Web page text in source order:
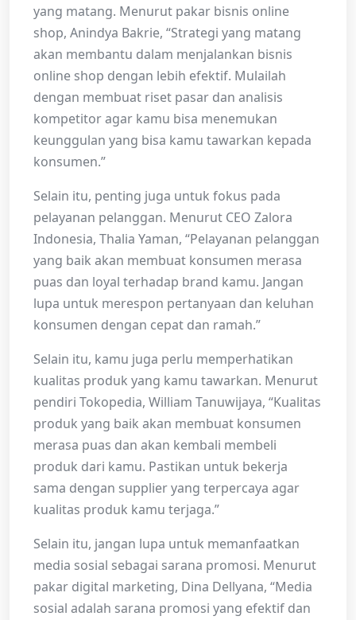
yang matang. Menurut pakar bisnis online
shop, Anindya Bakrie, “Strategi yang matang
akan membantu dalam menjalankan bisnis
online shop dengan lebih efektif. Mulailah
dengan membuat riset pasar dan analisis
kompetitor agar kamu bisa menemukan
keunggulan yang bisa kamu tawarkan kepada
konsumen.”
Selain itu, penting juga untuk fokus pada
pelayanan pelanggan. Menurut CEO Zalora
Indonesia, Thalia Yaman, “Pelayanan pelanggan
yang baik akan membuat konsumen merasa
puas dan loyal terhadap brand kamu. Jangan
lupa untuk merespon pertanyaan dan keluhan
konsumen dengan cepat dan ramah.”
Selain itu, kamu juga perlu memperhatikan
kualitas produk yang kamu tawarkan. Menurut
pendiri Tokopedia, William Tanuwijaya, “Kualitas
produk yang baik akan membuat konsumen
merasa puas dan akan kembali membeli
produk dari kamu. Pastikan untuk bekerja
sama dengan supplier yang terpercaya agar
kualitas produk kamu terjaga.”
Selain itu, jangan lupa untuk memanfaatkan
media sosial sebagai sarana promosi. Menurut
pakar digital marketing, Dina Dellyana, “Media
sosial adalah sarana promosi yang efektif dan